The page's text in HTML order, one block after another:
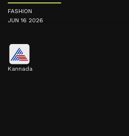
FASHION
JUN 16 2026
Kannada